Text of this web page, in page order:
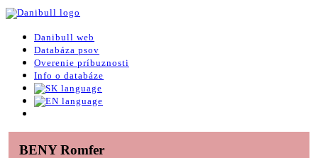
Danibull web
Databáza psov
Overenie príbuznosti
Info o databáze
BENY Romfer